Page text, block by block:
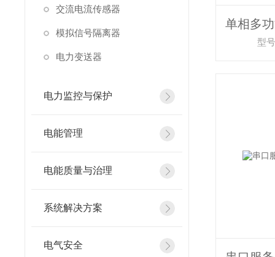
交流电流传感器
模拟信号隔离器
电力变送器
电力监控与保护
电能管理
电能质量与治理
系统解决方案
电气安全
型